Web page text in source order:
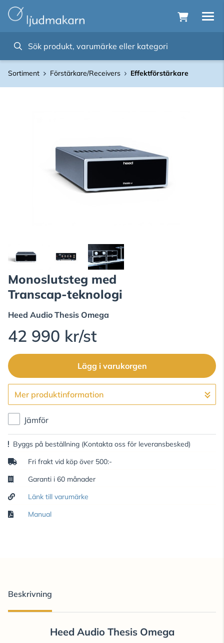
Sortiment Förstärkare/Receivers Effektförstärkare
Monoslutsteg med
Transcap-teknologi
Heed Audio Thesis Omega
42 990 kr/st
Lägg i varukorgen
Gå till kassan
Mer produktinformation
Jämför
Byggs på beställning (Kontakta oss för leveransbesked)
Fri frakt vid köp över 500:-
Garanti i 60 månader
Länk till varumärke
Manual
Beskrivning
Heed Audio Thesis Omega